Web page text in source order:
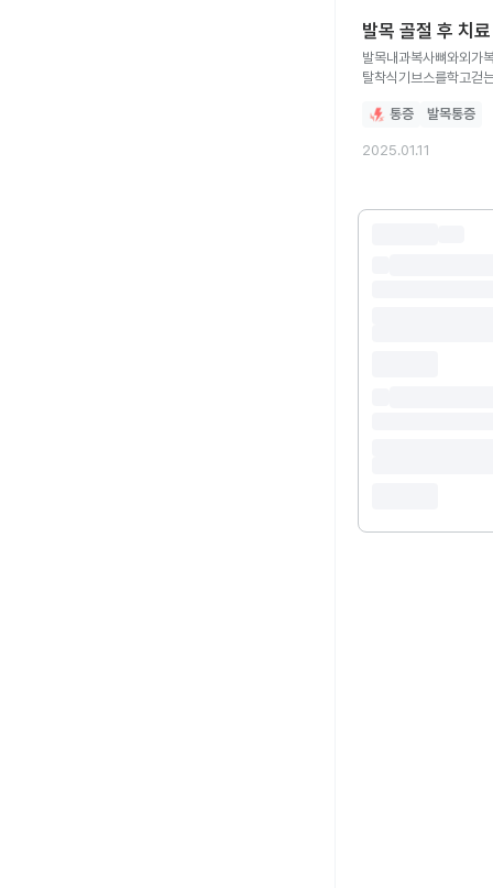
발목 골절 후 치
발목내과복사뼈와외가
탈착식기브스를학고걷
통증
발목통증
2025.01.11